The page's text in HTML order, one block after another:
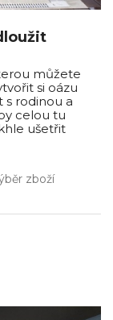
můžete
si oázu
s rodinou a
celou tu
ušetřit
zboží